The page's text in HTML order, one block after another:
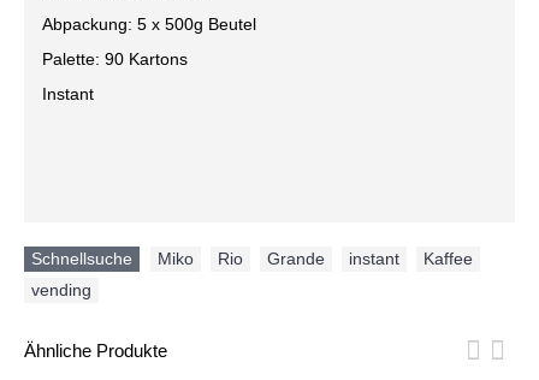
Abpackung: 5 x 500g Beutel
Palette: 90 Kartons
Instant
Schnellsuche Miko Rio Grande instant Kaffee
vending
Ähnliche Produkte